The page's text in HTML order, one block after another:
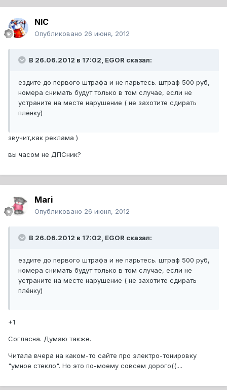
NIC
Опубликовано 26 июня, 2012
В 26.06.2012 в 17:02, EGOR сказал:
ездите до первого штрафа и не парьтесь. штраф 500 руб,
номера снимать будут только в том случае, если не
устраните на месте нарушение ( не захотите сдирать
плёнку)
звучит,как реклама )
вы часом не ДПСник?
Mari
Опубликовано 26 июня, 2012
В 26.06.2012 в 17:02, EGOR сказал:
ездите до первого штрафа и не парьтесь. штраф 500 руб,
номера снимать будут только в том случае, если не
устраните на месте нарушение ( не захотите сдирать
плёнку)
+1
Согласна. Думаю также.
Читала вчера на каком-то сайте про электро-тонировку
"умное стекло". Но это по-моему совсем дорого((....